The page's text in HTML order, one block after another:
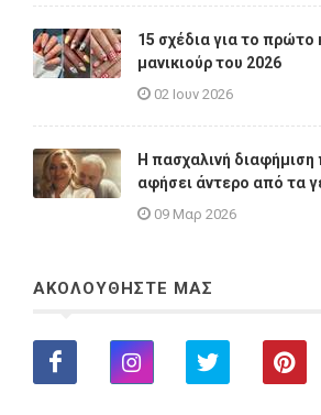
15 σχέδια για το πρώτο
μανικιούρ του 2026
02 Ιουν 2026
Η πασχαλινή
αφήσει άντερο από τα
09 Μαρ 2026
ΑΚΟΛΟΥΘΗΣΤΕ ΜΑΣ